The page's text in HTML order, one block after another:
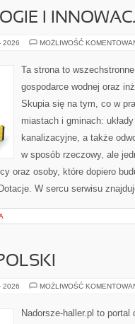
I
2026 MOŻLIWOŚĆ
Ta strona to
gospodarce wodnej oraz
Skupia się na tym, co w
miastach i gminach:
kanalizacyjne, a także
w sposób rzeczowy, ale
oraz osoby, które dopiero
W sercu serwisu
2026 MOŻLIWOŚĆ
Nadorsze-haller.pl to portal